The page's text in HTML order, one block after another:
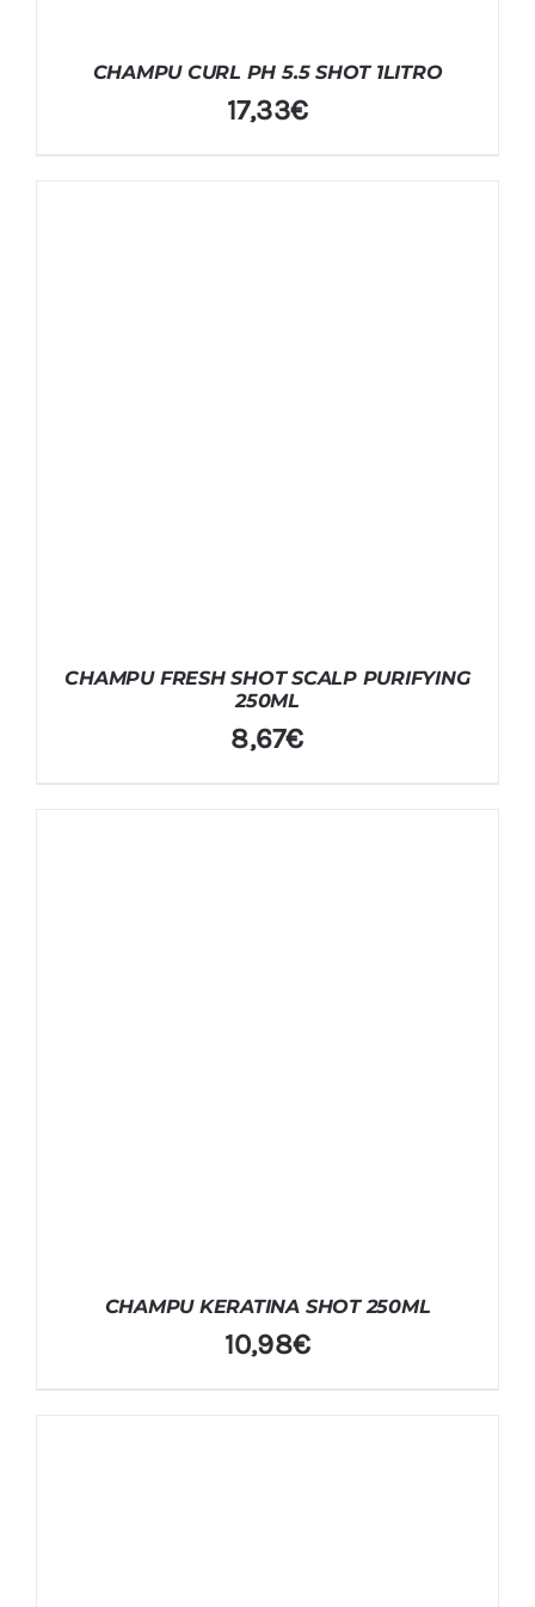
CHAMPU CURL PH 5.5 SHOT 1LITRO
17,33€
CHAMPU FRESH SHOT SCALP PURIFYING
250ML
8,67€
CHAMPU KERATINA SHOT 250ML
10,98€